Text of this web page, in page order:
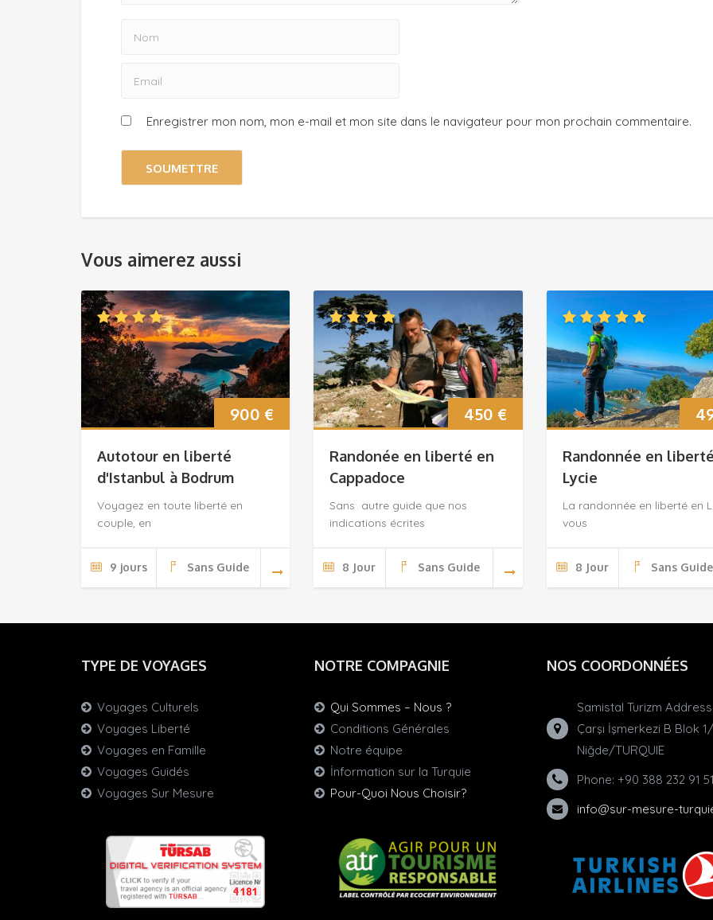
Enregistrer mon nom, mon e-mail et mon site dans le navigateur pour mon prochain commentaire.
Vous aimerez aussi
900 €
Autotour en liberté
d'Istanbul à Bodrum
Voyagez en toute liberté en
couple, en
9 jours Sans Guide
450 €
Randonée en liberté en
Cappadoce
Sans autre guide que nos
indications écrites
8 Jour Sans Guide
Randonnée en
Lycie
La randonnée en liberté en
vous
8 Jour Sans Guide
TYPE DE VOYAGES
Voyages Culturels
Voyages Liberté
Voyages en Famille
Voyages Guidés
Voyages Sur Mesure
NOTRE COMPAGNIE
Qui Sommes – Nous ?
Conditions Générales
Notre équipe
İnformation sur la Turquie
Pour-Quoi Nous Choisir?
NOS COORDONNÉES
Samistal Turizm
Çarşı İşmerkezi B Blok
Niğde/TURQUIE
Phone: +90 388 232 91
info@sur-mesure-